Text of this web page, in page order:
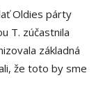
Oldies párty
T. zúčastnila
základná
že toto by sme